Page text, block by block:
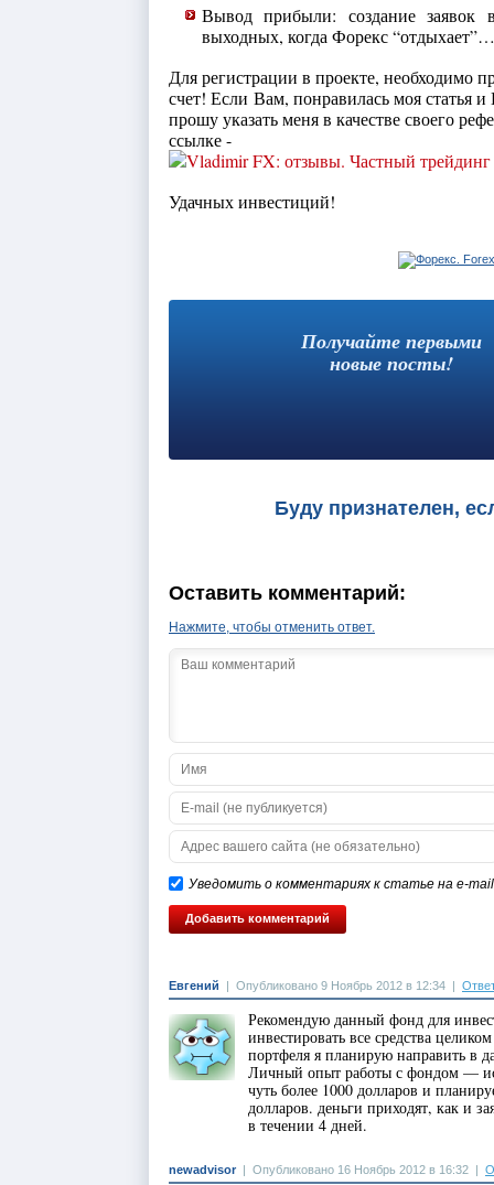
Вывод прибыли: создание заявок
выходных, когда Форекс “отдыхает”…
Для регистрации в проекте, необходимо
счет! Если Вам, понравилась моя статья
прошу указать меня в качестве своего
ссылке -
Удачных инвестиций!
Получайте первыми
новые посты!
Буду признателен,
Оставить комментарий:
Нажмите, чтобы отменить ответ.
Уведомить о комментариях к статье на e-mail
Евгений | Опубликовано 9 Ноябрь 2012 в 12:34 |
Рекомендую данный фонд для
инвестировать все средства
портфеля я планирую направить в
Личный опыт работы с фондом —
чуть более 1000 долларов и
долларов. деньги приходят, как и
в течении 4 дней.
newadvisor| Опубликовано 16 Ноябрь 2012 в 16:32 |